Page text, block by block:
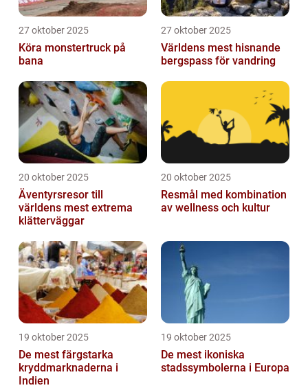
27 oktober 2025
Köra monstertruck på
bana
27 oktober 2025
Världens mest hisnande
bergspass för vandring
20 oktober 2025
Äventyrsresor till
världens mest extrema
klätterväggar
20 oktober 2025
Resmål med kombination
av wellness och kultur
19 oktober 2025
De mest färgstarka
kryddmarknaderna i
Indien
19 oktober 2025
De mest ikoniska
stadssymbolerna i Europa